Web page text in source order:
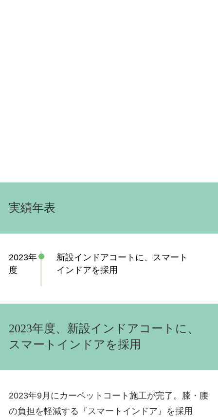
実績年表
2023年
度
新設インドアコートに、スマート
インドアを採用
2023年度、新設インドアコートに、
スマートインドアを採用
2023年9月にカーペットコート施工が完了。膝・腰
の負担を軽減する『スマートインドア』を採用